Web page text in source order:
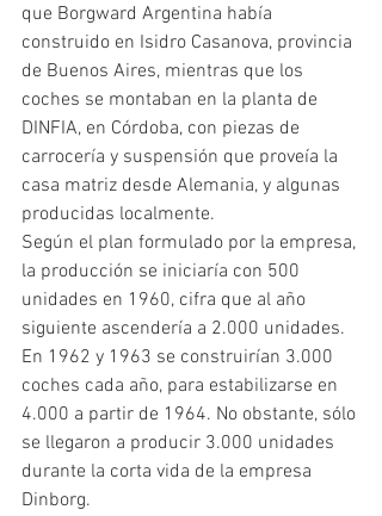
que Borgward Argentina había
construido en Isidro Casanova, provincia
de Buenos Aires, mientras que los
coches se montaban en la planta de
DINFIA, en Córdoba, con piezas de
carrocería y suspensión que proveía la
casa matriz desde Alemania, y algunas
producidas localmente.
Según el plan formulado por la empresa,
la producción se iniciaría con 500
unidades en 1960, cifra que al año
siguiente ascendería a 2.000 unidades.
En 1962 y 1963 se construirían 3.000
coches cada año, para estabilizarse en
4.000 a partir de 1964. No obstante, sólo
se llegaron a producir 3.000 unidades
durante la corta vida de la empresa
Dinborg.